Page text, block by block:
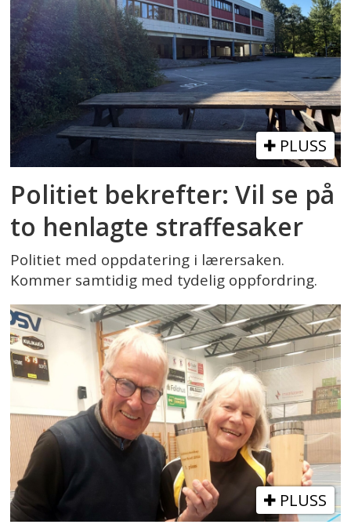
PLUSS
Politiet bekrefter: Vil se på
to henlagte straffesaker
Politiet med oppdatering i lærersaken.
Kommer samtidig med tydelig oppfordring.
PLUSS